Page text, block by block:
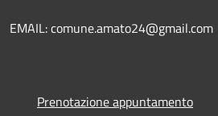
EMAIL: comune.amato24@gmail.com
Prenotazione appuntamento